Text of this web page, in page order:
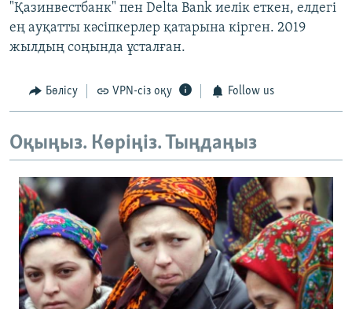
"Қазинвестбанк" пен Delta Bank иелік еткен, елдегі
ең ауқатты кәсіпкерлер қатарына кірген. 2019
жылдың соңында ұсталған.
Бөлісу VPN-сіз оқу Follow us
Оқыңыз. Көріңіз. Тыңдаңыз